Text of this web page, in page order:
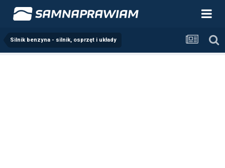
Silnik benzyna - silnik, osprzęt i układy